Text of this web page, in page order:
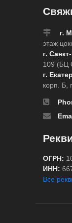
г.
этаж
г.
109 (БЦ
г.
корп. Б,
ОГРН:
ИНН:
Все